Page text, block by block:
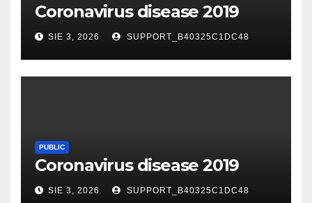
Coronavirus disease 2019
SIE 3, 2026 SUPPORT_B40325C1DC48
PUBLIC
Coronavirus disease 2019
SIE 3, 2026 SUPPORT_B40325C1DC48